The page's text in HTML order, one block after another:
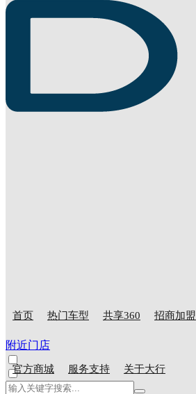
首页 热门车型 共享360 招商加盟
官方商城 服务支持 关于大行
附近门店